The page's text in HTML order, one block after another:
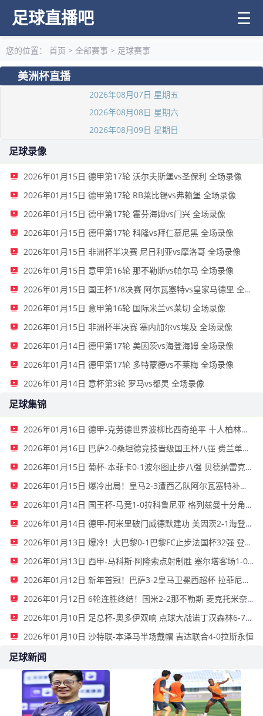
足球直播吧 ☰
您的位置： 首页 > 全部赛事 > 足球赛事
美洲杯直播
2026年08月07日 星期五
2026年08月08日 星期六
2026年08月09日 星期日
足球录像
2026年01月15日 德甲第17轮 沃尔夫斯堡vs圣保利 全场录像
2026年01月15日 德甲第17轮 RB莱比锡vs弗赖堡 全场录像
2026年01月15日 德甲第17轮 霍芬海姆vs门兴 全场录像
2026年01月15日 德甲第17轮 科隆vs拜仁慕尼黑 全场录像
2026年01月15日 非洲杯半决赛 尼日利亚vs摩洛哥 全场录像
2026年01月15日 意甲第16轮 那不勒斯vs帕尔马 全场录像
2026年01月15日 国王杯1/8决赛 阿尔瓦塞特vs皇家马德里 全场录像
2026年01月15日 意甲第16轮 国际米兰vs莱切 全场录像
2026年01月15日 非洲杯半决赛 塞内加尔vs埃及 全场录像
2026年01月14日 德甲第17轮 美因茨vs海登海姆 全场录像
2026年01月14日 德甲第17轮 多特蒙德vs不莱梅 全场录像
2026年01月14日 意杯第3轮 罗马vs都灵 全场录像
足球集锦
2026年01月16日 德甲-克劳德世界波柳比西奇绝平 十人柏林联合1-1奥格斯堡
2026年01月16日 巴萨2-0桑坦德竞技晋级国王杯八强 费兰单刀球破门亚马尔建功
2026年01月15日 葡杯-本菲卡0-1波尔图止步八强 贝德纳雷克制胜帕夫利季斯失良机
2026年01月15日 爆冷出局！皇马2-3遭西乙队阿尔瓦塞特补时绝杀 无缘国王杯8强
2026年01月14日 国王杯-马竞1-0拉科鲁尼亚 格列兹曼十分角任意球破门+远射中横梁
2026年01月14日 德甲-阿米里破门威德默建功 美因茨2-1海登海姆
2026年01月13日 爆冷！大巴黎0-1巴黎FC止步法国杯32强 登贝莱失单刀埃梅里中框
2026年01月13日 西甲-马科斯·阿隆索点射制胜 塞尔塔客场1-0塞维利亚
2026年01月12日 新年首冠！巴萨3-2皇马卫冕西超杯 拉菲尼亚双响维尼修斯一条龙
2026年01月12日 6轮连胜终结！国米2-2那不勒斯 麦克托米奈双响恰20点射孔蒂染红
2026年01月10日 足总杯-奥多伊双响 点球大战诺丁汉森林6-7雷克瑟姆
2026年01月10日 沙特联-本泽马半场戴帽 吉达联合4-0拉斯永恒
足球新闻